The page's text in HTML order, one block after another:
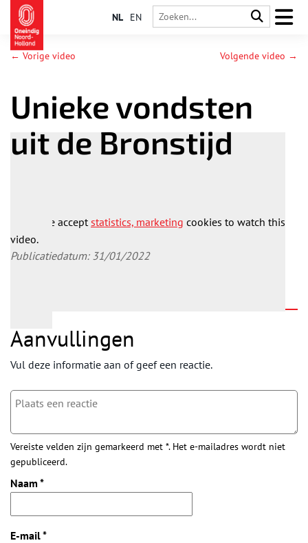
NL EN
← Vorige video Volgende video →
Unieke vondsten
uit de Bronstijd
Please acceptstatistics, marketing cookies to watch this
video.
Publicatiedatum: 31/01/2022
Aanvullingen
Vul deze informatie aan of geef een reactie.
Vereiste velden zijn gemarkeerd met *. Het e-mailadres wordt niet
gepubliceerd.
Naam *
E-mail*